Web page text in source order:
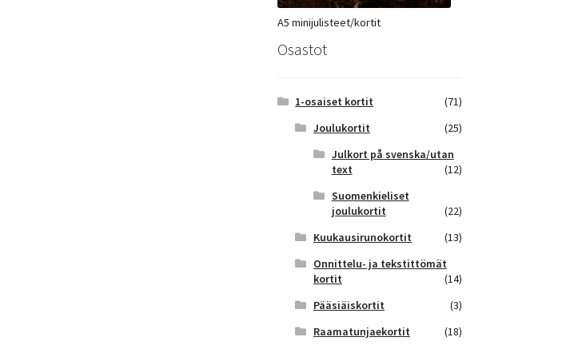
A5 minijulisteet/kortit
Osastot
1-osaiset kortit
(71)
Joulukortit
(25)
Julkort på svenska/utan
text
(12)
Suomenkieliset
joulukortit
(22)
Kuukausirunokortit
(13)
Onnittelu- ja tekstittömät
kortit
(14)
Pääsiäiskortit
(3)
Raamatunjaekortit
(18)